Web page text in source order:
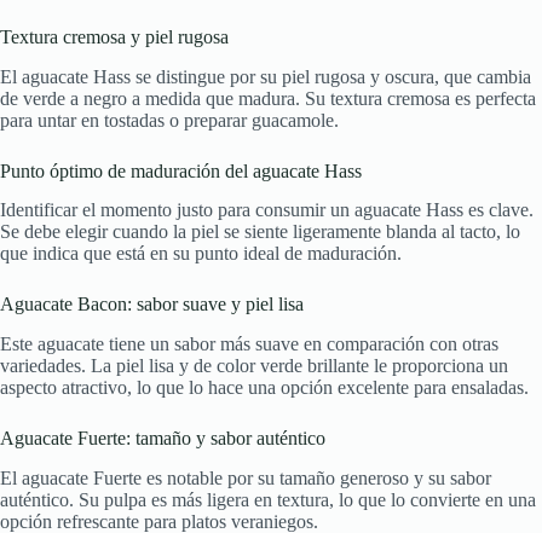
Textura cremosa y piel rugosa
El aguacate Hass se distingue por su piel rugosa y oscura, que cambia
de verde a negro a medida que madura. Su textura cremosa es perfecta
para untar en tostadas o preparar guacamole.
Punto óptimo de maduración del aguacate Hass
Identificar el momento justo para consumir un aguacate Hass es clave.
Se debe elegir cuando la piel se siente ligeramente blanda al tacto, lo
que indica que está en su punto ideal de maduración.
Aguacate Bacon: sabor suave y piel lisa
Este aguacate tiene un sabor más suave en comparación con otras
variedades. La piel lisa y de color verde brillante le proporciona un
aspecto atractivo, lo que lo hace una opción excelente para ensaladas.
Aguacate Fuerte: tamaño y sabor auténtico
El aguacate Fuerte es notable por su tamaño generoso y su sabor
auténtico. Su pulpa es más ligera en textura, lo que lo convierte en una
opción refrescante para platos veraniegos.